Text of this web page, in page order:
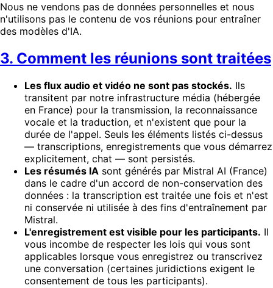
Nous ne vendons pas de données personnelles et nous
n'utilisons pas le contenu de vos réunions pour entraîner
des modèles d'IA.
3. Comment les réunions sont traitées
Les flux audio et vidéo ne sont pas stockés. Ils
transitent par notre infrastructure média (hébergée
en France) pour la transmission, la reconnaissance
vocale et la traduction, et n'existent que pour la
durée de l'appel. Seuls les éléments listés ci-dessus
— transcriptions, enregistrements que vous démarrez
explicitement, chat — sont persistés.
Les résumés IA sont générés par Mistral AI (France)
dans le cadre d'un accord de non-conservation des
données : la transcription est traitée une fois et n'est
ni conservée ni utilisée à des fins d'entraînement par
Mistral.
L'enregistrement est visible pour les participants. Il
vous incombe de respecter les lois qui vous sont
applicables lorsque vous enregistrez ou transcrivez
une conversation (certaines juridictions exigent le
consentement de tous les participants).